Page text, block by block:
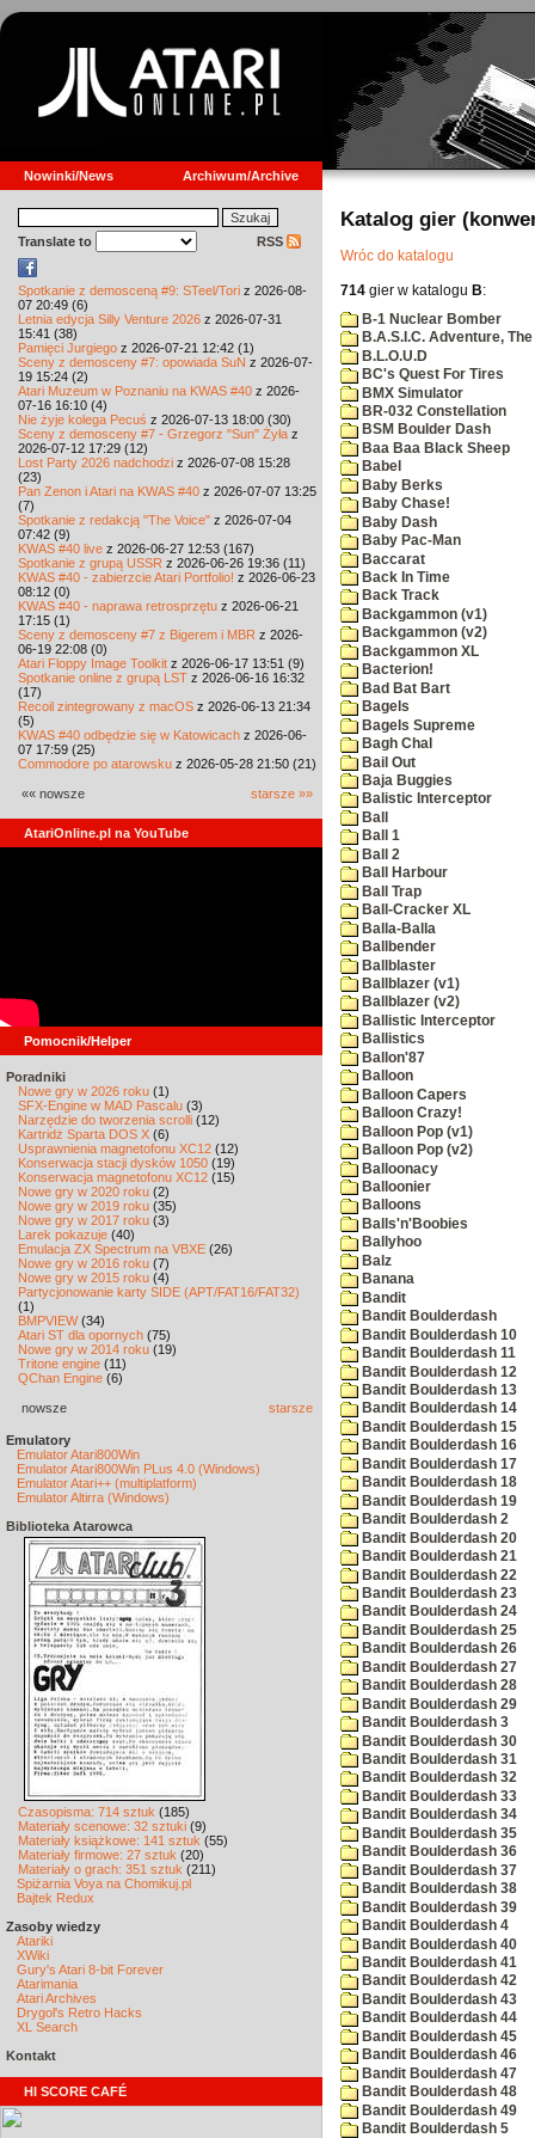
Nowinki/News Archiwum/Archive
Translate to RSS
Spotkanie z demosceną #9: STeel/Tori z 2026-08-
07 20:49 (6)
Letnia edycja Silly Venture 2026 z 2026-07-31
15:41 (38)
Pamięci Jurgiego z 2026-07-21 12:42 (1)
Sceny z demosceny #7: opowiada SuN z 2026-07-
19 15:24 (2)
Atari Muzeum w Poznaniu na KWAS #40 z 2026-
07-16 16:10 (4)
Nie żyje kolega Pecuś z 2026-07-13 18:00 (30)
Sceny z demosceny #7 - Grzegorz "Sun" Żyła z
2026-07-12 17:29 (12)
Lost Party 2026 nadchodzi z 2026-07-08 15:28
(23)
Pan Zenon i Atari na KWAS #40 z 2026-07-07 13:25
(7)
Spotkanie z redakcją "The Voice" z 2026-07-04
07:42 (9)
KWAS #40 live z 2026-06-27 12:53 (167)
Spotkanie z grupą USSR z 2026-06-26 19:36 (11)
KWAS #40 - zabierzcie Atari Portfolio! z 2026-06-23
08:12 (0)
KWAS #40 - naprawa retrosprzętu z 2026-06-21
17:15 (1)
Sceny z demosceny #7 z Bigerem i MBR z 2026-
06-19 22:08 (0)
Atari Floppy Image Toolkit z 2026-06-17 13:51 (9)
Spotkanie online z grupą LST z 2026-06-16 16:32
(17)
Recoil zintegrowany z macOS z 2026-06-13 21:34
(5)
KWAS #40 odbędzie się w Katowicach z 2026-06-
07 17:59 (25)
Commodore po atarowsku z 2026-05-28 21:50 (21)
«« nowsze starsze »»
AtariOnline.pl na YouTube
Pomocnik/Helper
Poradniki
Nowe gry w 2026 roku (1)
SFX-Engine w MAD Pascalu (3)
Narzędzie do tworzenia scrolli (12)
Kartridż Sparta DOS X (6)
Usprawnienia magnetofonu XC12 (12)
Konserwacja stacji dysków 1050 (19)
Konserwacja magnetofonu XC12 (15)
Nowe gry w 2020 roku (2)
Nowe gry w 2019 roku (35)
Nowe gry w 2017 roku (3)
Larek pokazuje (40)
Emulacja ZX Spectrum na VBXE (26)
Nowe gry w 2016 roku (7)
Nowe gry w 2015 roku (4)
Partycjonowanie karty SIDE (APT/FAT16/FAT32)
(1)
BMPVIEW(34)
Atari ST dla opornych (75)
Nowe gry w 2014 roku (19)
Tritone engine (11)
QChan Engine (6)
nowsze starsze
Emulatory
Emulator Atari800Win
Emulator Atari800Win PLus 4.0 (Windows)
Emulator Atari++ (multiplatform)
Emulator Altirra (Windows)
Biblioteka Atarowca
Czasopisma: 714 sztuk (185)
Materiały scenowe: 32 sztuki (9)
Materiały książkowe: 141 sztuk (55)
Materiały firmowe: 27 sztuk (20)
Materiały o grach: 351 sztuk (211)
Spiżarnia Voya na Chomikuj.pl
Bajtek Redux
Zasoby wiedzy
Atariki
XWiki
Gury's Atari 8-bit Forever
Atarimania
Atari Archives
Drygol's Retro Hacks
XL Search
Kontakt
HI SCORE CAFÉ
Katalog gier
Wróc do katalogu
714 gier w katalogu B:
B-1 Nuclear Bomber
B.A.S.I.C. Adventure, The
B.L.O.U.D
BC's Quest For Tires
BMX Simulator
BR-032 Constellation
BSM Boulder Dash
Baa Baa Black Sheep
Babel
Baby Berks
Baby Chase!
Baby Dash
Baby Pac-Man
Baccarat
Back In Time
Back Track
Backgammon (v1)
Backgammon (v2)
Backgammon XL
Bacterion!
Bad Bat Bart
Bagels
Bagels Supreme
Bagh Chal
Bail Out
Baja Buggies
Balistic Interceptor
Ball
Ball 1
Ball 2
Ball Harbour
Ball Trap
Ball-Cracker XL
Balla-Balla
Ballbender
Ballblaster
Ballblazer (v1)
Ballblazer (v2)
Ballistic Interceptor
Ballistics
Ballon'87
Balloon
Balloon Capers
Balloon Crazy!
Balloon Pop (v1)
Balloon Pop (v2)
Balloonacy
Balloonier
Balloons
Balls'n'Boobies
Ballyhoo
Balz
Banana
Bandit
Bandit Boulderdash
Bandit Boulderdash 10
Bandit Boulderdash 11
Bandit Boulderdash 12
Bandit Boulderdash 13
Bandit Boulderdash 14
Bandit Boulderdash 15
Bandit Boulderdash 16
Bandit Boulderdash 17
Bandit Boulderdash 18
Bandit Boulderdash 19
Bandit Boulderdash 2
Bandit Boulderdash 20
Bandit Boulderdash 21
Bandit Boulderdash 22
Bandit Boulderdash 23
Bandit Boulderdash 24
Bandit Boulderdash 25
Bandit Boulderdash 26
Bandit Boulderdash 27
Bandit Boulderdash 28
Bandit Boulderdash 29
Bandit Boulderdash 3
Bandit Boulderdash 30
Bandit Boulderdash 31
Bandit Boulderdash 32
Bandit Boulderdash 33
Bandit Boulderdash 34
Bandit Boulderdash 35
Bandit Boulderdash 36
Bandit Boulderdash 37
Bandit Boulderdash 38
Bandit Boulderdash 39
Bandit Boulderdash 4
Bandit Boulderdash 40
Bandit Boulderdash 41
Bandit Boulderdash 42
Bandit Boulderdash 43
Bandit Boulderdash 44
Bandit Boulderdash 45
Bandit Boulderdash 46
Bandit Boulderdash 47
Bandit Boulderdash 48
Bandit Boulderdash 49
Bandit Boulderdash 5